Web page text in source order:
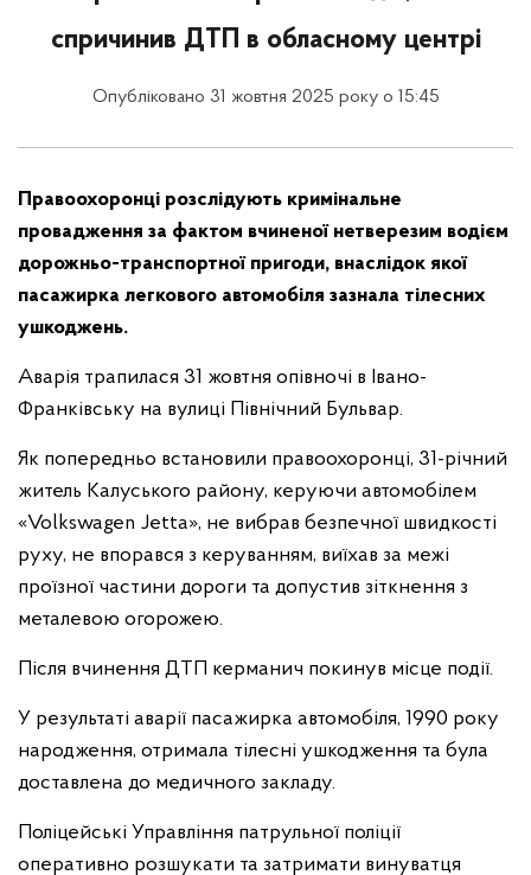
спричинив ДТП в обласному центрі
Опубліковано 31 жовтня 2025 року о 15:45
Правоохоронці розслідують кримінальне
провадження за фактом вчиненої нетверезим водієм
дорожньо-транспортної пригоди, внаслідок якої
пасажирка легкового автомобіля зазнала тілесних
ушкоджень.
Аварія трапилася 31 жовтня опівночі в Івано-
Франківську на вулиці Північний Бульвар.
Як попередньо встановили правоохоронці, 31-річний
житель Калуського району, керуючи автомобілем
«Volkswagen Jetta», не вибрав безпечної швидкості
руху, не впорався з керуванням, виїхав за межі
проїзної частини дороги та допустив зіткнення з
металевою огорожею.
Після вчинення ДТП керманич покинув місце події.
У результаті аварії пасажирка автомобіля, 1990 року
народження, отримала тілесні ушкодження та була
доставлена до медичного закладу.
Поліцейські Управління патрульної поліції
оперативно розшукати та затримати винуватця